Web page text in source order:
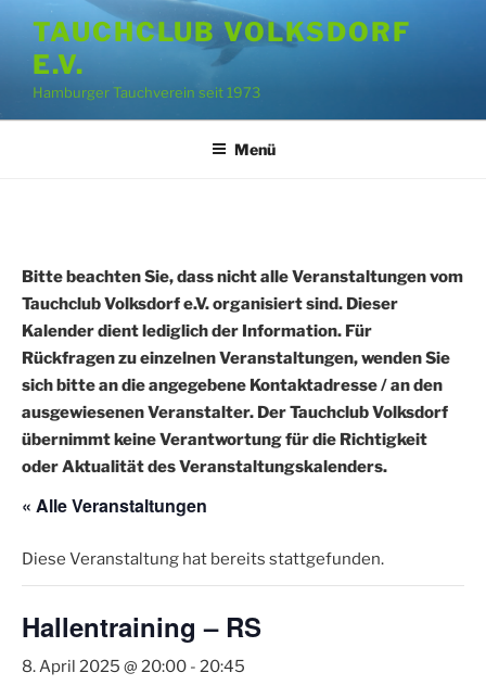
Inhalt
springen
TAUCHCLUB VOLKSDORF
E.V.
Hamburger Tauchverein seit 1973
Menü
Bitte beachten Sie, dass nicht alle Veranstaltungen vom
Tauchclub Volksdorf e.V. organisiert sind. Dieser
Kalender dient lediglich der Information. Für
Rückfragen zu einzelnen Veranstaltungen, wenden Sie
sich bitte an die angegebene Kontaktadresse / an den
ausgewiesenen Veranstalter. Der Tauchclub Volksdorf
übernimmt keine Verantwortung für die Richtigkeit
oder Aktualität des Veranstaltungskalenders.
« Alle Veranstaltungen
Diese Veranstaltung hat bereits stattgefunden.
Hallentraining – RS
8. April 2025 @ 20:00 - 20:45